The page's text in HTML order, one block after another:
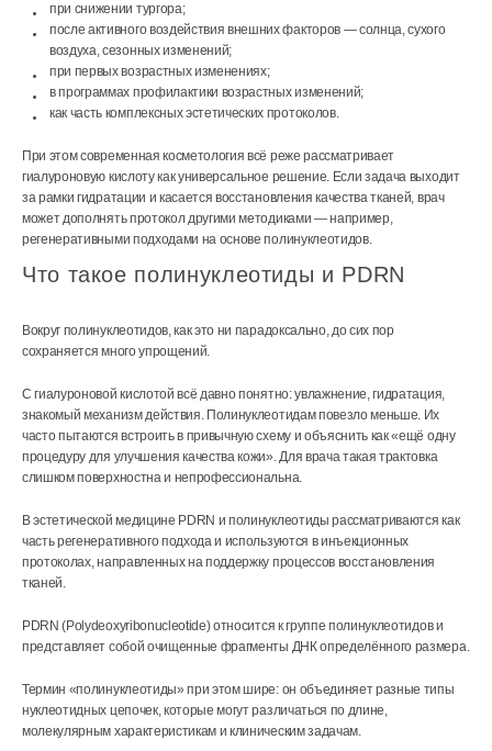
при снижении тургора;
после активного воздействия внешних факторов — солнца, сухого
воздуха, сезонных изменений;
при первых возрастных изменениях;
в программах профилактики возрастных изменений;
как часть комплексных эстетических протоколов.
При этом современная косметология всё реже рассматривает
гиалуроновую кислоту как универсальное решение. Если задача выходит
за рамки гидратации и касается восстановления качества тканей, врач
может дополнять протокол другими методиками — например,
регенеративными подходами на основе полинуклеотидов.
Что такое полинуклеотиды и PDRN
Вокруг полинуклеотидов, как это ни парадоксально, до сих пор
сохраняется много упрощений.
С гиалуроновой кислотой всё давно понятно: увлажнение, гидратация,
знакомый механизм действия. Полинуклеотидам повезло меньше. Их
часто пытаются встроить в привычную схему и объяснить как «ещё одну
процедуру для улучшения качества кожи». Для врача такая трактовка
слишком поверхностна и непрофессиональна.
В эстетической медицине PDRN и полинуклеотиды рассматриваются как
часть регенеративного подхода и используются в инъекционных
протоколах, направленных на поддержку процессов восстановления
тканей.
PDRN (Polydeoxyribonucleotide) относится к группе полинуклеотидов и
представляет собой очищенные фрагменты ДНК определённого размера.
Термин «полинуклеотиды» при этом шире: он объединяет разные типы
нуклеотидных цепочек, которые могут различаться по длине,
молекулярным характеристикам и клиническим задачам.